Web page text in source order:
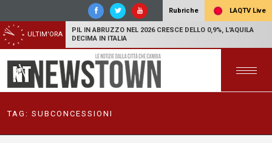
Rubriche LAQTV Live
ULTIM'ORA
PIL IN ABRUZZO NEL 2026 CRESCE DELLO 0,9%, L'AQUILA
DECIMA IN ITALIA
TAG: SUBCONCESSIONI